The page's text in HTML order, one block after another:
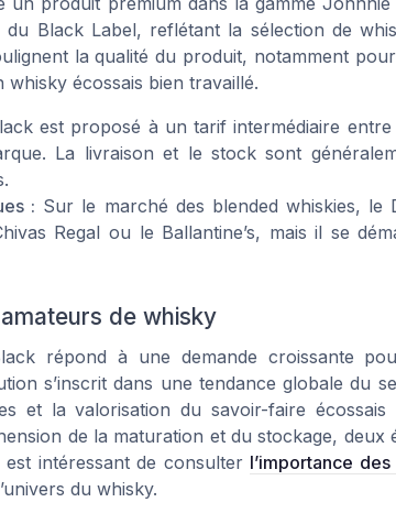
Black Label, reflétant la sélection de
la qualité du produit, notamment
whisky écossais bien travaillé.
est proposé à un tarif intermédiaire
La livraison et le stock sont
: Sur le marché des blended whiskies, le
Regal ou le Ballantine’s, mais il se
de whisky
répond à une demande croissante
s’inscrit dans une tendance globale du
et la valorisation du savoir-faire
de la maturation et du stockage, deux
intéressant de consulter l’importance
du whisky.